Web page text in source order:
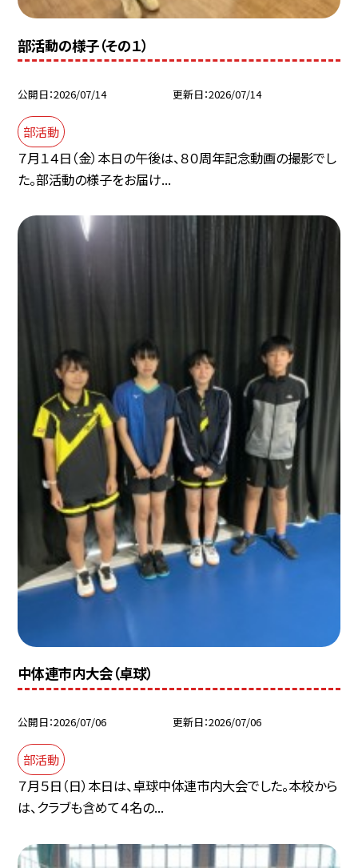
部活動の様子（その１）
公開日 2026/07/14 更新日 2026/07/14
部活動
７月１４日（金）本日の午後は、８０周年記念動画の撮影でし
た。部活動の様子をお届け...
中体連市内大会（卓球）
公開日 2026/07/06 更新日 2026/07/06
部活動
７月５日（日）本日は、卓球中体連市内大会でした。本校から
は、クラブも含めて４名の...